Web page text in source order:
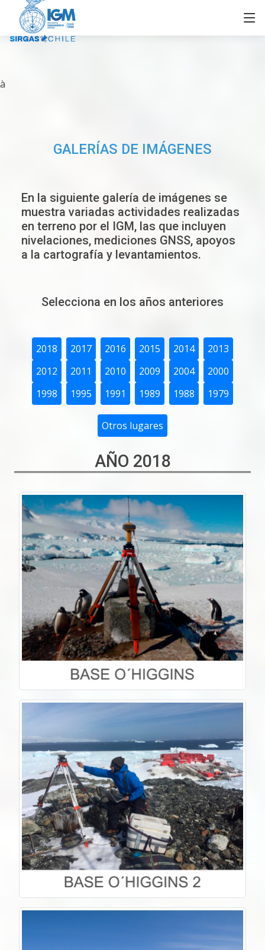
à
GALERÍAS DE IMÁGENES
En la siguiente galería de imágenes se
muestra variadas actividades realizadas
en terreno por el IGM, las que incluyen
nivelaciones, mediciones GNSS, apoyos
a la cartografía y levantamientos.
Selecciona en los años anteriores
2018 2017 2016 2015 2014
2013
2012
2011 2010 2009 2004
2000
1998
1995 1991 1989 1988 1979
Otros lugares
AÑO 2018